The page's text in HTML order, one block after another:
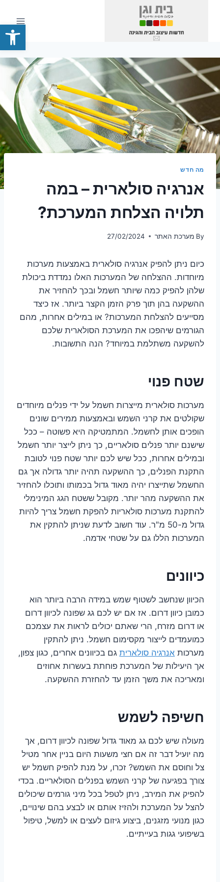
פתח
מה חדש
אנרגיה סולארית – במה
תלויה הצלחת המערכת?
By מערכת האתר 27/02/2024
כיום ניתן להפיק אנרגיה סולארית באמצעות מערכות
מיוחדות. ההצלחה של המערכות האלו נמדדת ביכולת
שלהן להפיק כמה שיותר חשמל ובכך להחזיר את
ההשקעה בהן תוך פרק הזמן הקצר ביותר. אז כיצד
מסייעים להצלחת המערכות? או במילים אחרות, מהם
הגורמים שיהפכו את המערכת הסולארית שלכם
להשקעה משתלמת במיוחד? הנה התשובות.
שטח פנוי
מערכות סולארית מייצרות חשמל על ידי פנלים מיוחדים
שקולטים את קרני השמש ובאמצעות ממירים שונים
הופכים אותן לחשמל. המתמטיקה היא פשוטה – ככל
שישנם יותר פנלים סולאריים, כך ניתן לייצר יותר חשמל
ובמילים אחרות, ככל שיש לכם יותר שטח פנוי לטובת
התקנת הפנלים, כך ההשקעה תהיה יותר גדולה אך גם
החשמל שתייצרו יהיה מאוד גדול בכמותו ותוכלו להחזיר
את ההשקעה מהר יותר. מקובל ששטח הגג המינימלי
להתקנת מערכות סולאריות להפקת חשמל צריך להיות
גדול מ-50 מ"ר. עוד חשוב לדעת שניתן להתקין את
המערכות הללו גם על שטחי אדמה.
כיוונים
הכיוון שנחשב לשטוף שמש במידה הרבה ביותר הוא
כמובן כיוון דרום. אז אם יש לכם גג שפונה לכיוון דרום
או דרום מזרח, הרי שאתם יכולים לראות את עצמכם
כמועמדים לייצור מקסימום חשמל. ניתן להתקין
מערכות אנרגיה סולארית גם בכיוונים אחרים, כגון צפון,
אך היעילות של המערכת פוחתת בעשרות אחוזים
ומאריכה את משך הזמן עד להחזרת ההשקעה.
חשיפה לשמש
מעולה שיש לכם גג מאוד גדול שפונה לכיוון דרום, אך
מה יועיל דבר זה אם חצי משעות היום בניין אחר מטיל
צל וחוסם את השמש? זכרו, על מנת להפיק חשמל יש
צורך בפגיעה של קרני השמש בפנלים הסולאריים. בכדי
להפיק את המירב, ניתן לטפל בכל מיני גורמים שיכולים
להצל על המערכת ולהזיז אותם או לבצע בהם שינויים,
כגון מנועי מזגנים, ביצוע גיזום לעצים או למשל, טיפול
בשיפועי גגות בעייתיים.